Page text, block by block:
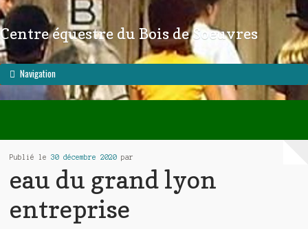
Aller à la navigation
Aller au contenu
Centre équestre du Bois de Soeuvres
Navigation
Publié le 30 décembre 2020par
eau du grand lyon
entreprise